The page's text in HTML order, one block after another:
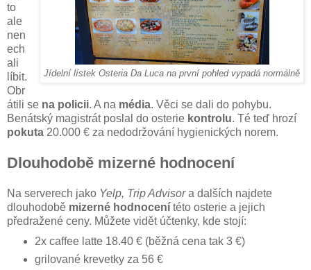
Jídelní lístek Osteria Da Luca na první pohled vypadá normálně
to
ale
nen
ech
ali
líbit.
Obr
átili se na policii. A na média. Věci se dali do pohybu.
Benátský magistrát poslal do osterie kontrolu. Té teď hrozí
pokuta 20.000 € za nedodržování hygienických norem.
Dlouhodobě mizerné hodnocení
Na serverech jako Yelp, Trip Advisora dalších najdete
dlouhodobě mizerné hodnocení této osterie a jejich
předražené ceny. Můžete vidět účtenky, kde stojí:
2x caffee latte 18.40 € (běžná cena tak 3 €)
grilované krevetky za 56 €